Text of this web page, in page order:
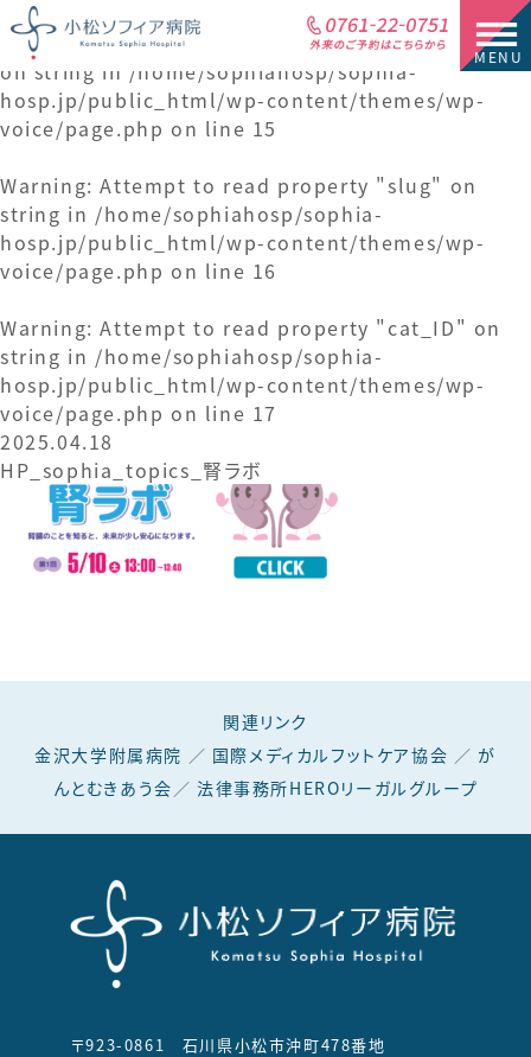
Warning: Attempt to read property "cat_name"
on string in /home/sophiahosp/sophia-
hosp.jp/public_html/wp-content/themes/wp-
voice/page.php on line 15
Warning: Attempt to read property "slug" on
string in /home/sophiahosp/sophia-
hosp.jp/public_html/wp-content/themes/wp-
voice/page.php on line 16
Warning: Attempt to read property "cat_ID" on
string in /home/sophiahosp/sophia-
hosp.jp/public_html/wp-content/themes/wp-
voice/page.php on line 17
2025.04.18
HP_sophia_topics_腎ラボ
関連リンク
金沢大学附属病院 ／ 国際メディカルフットケア協会 ／ が
んとむきあう会 ／ 法律事務所HEROリーガルグループ
〒923-0861 石川県小松市沖町478番地